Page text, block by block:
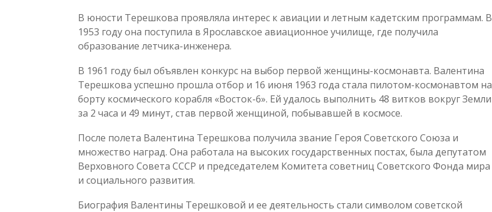
В юности Терешкова проявляла интерес к авиации и летным кадетским программам. В
1953 году она поступила в Ярославское авиационное училище, где получила
образование летчика-инженера.
В 1961 году был объявлен конкурс на выбор первой женщины-космонавта. Валентина
Терешкова успешно прошла отбор и 16 июня 1963 года стала пилотом-космонавтом на
борту космического корабля «Восток-6». Ей удалось выполнить 48 витков вокруг Земли
за 2 часа и 49 минут, став первой женщиной, побывавшей в космосе.
После полета Валентина Терешкова получила звание Героя Советского Союза и
множество наград. Она работала на высоких государственных постах, была депутатом
Верховного Совета СССР и председателем Комитета советниц Советского Фонда мира
и социального развития.
Биография Валентины Терешковой и ее деятельность стали символом советской